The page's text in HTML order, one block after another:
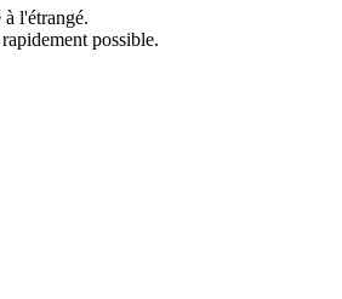
l'étrangé.
possible.